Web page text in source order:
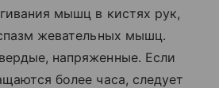
мышц в кистях рук,
жевательных мышц.
напряженные. Если
более часа, следует